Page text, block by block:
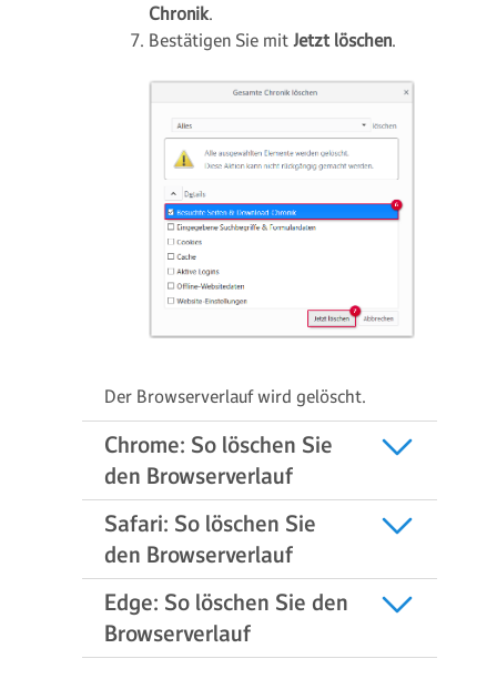
Chronik.
Bestätigen Sie mit Jetzt löschen.
Der Browserverlauf wird gelöscht.
Chrome: So löschen Sie
den Browserverlauf
Safari: So löschen Sie
den Browserverlauf
Edge: So löschen Sie den
Browserverlauf